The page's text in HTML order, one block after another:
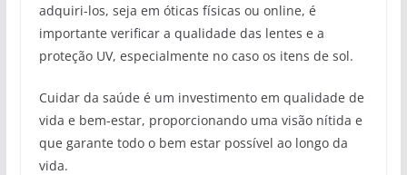
adquiri-los, seja em óticas físicas ou online, é
importante verificar a qualidade das lentes e a
proteção UV, especialmente no caso os itens de sol.
Cuidar da saúde é um investimento em qualidade de
vida e bem-estar, proporcionando uma visão nítida e
que garante todo o bem estar possível ao longo da
vida.